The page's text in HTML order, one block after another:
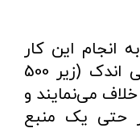
انجام این کار
بوده و در قبال دریافت مبلغی اندک (زیر 500
خلاف می‌نمایند و
حتی یک منبع